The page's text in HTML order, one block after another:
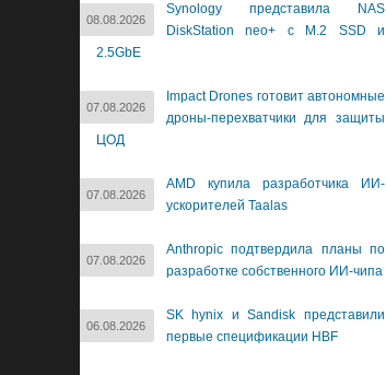
08.08.2026
Synology представила NAS
DiskStation neo+ с M.2 SSD и
2.5GbE
07.08.2026
Impact Drones готовит автономные
дроны-перехватчики для защиты
ЦОД
07.08.2026
AMD купила разработчика ИИ-
ускорителей Taalas
07.08.2026
Anthropic подтвердила планы по
разработке собственного ИИ-чипа
06.08.2026
SK hynix и Sandisk представили
первые спецификации HBF